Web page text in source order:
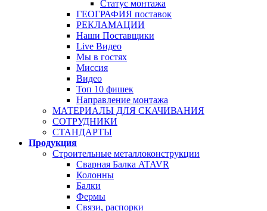
Статус монтажа
ГЕОГРАФИЯ поставок
РЕКЛАМАЦИИ
Наши Поставщики
Live Видео
Мы в гостях
Миссия
Видео
Топ 10 фишек
Направление монтажа
МАТЕРИАЛЫ ДЛЯ СКАЧИВАНИЯ
СОТРУДНИКИ
СТАНДАРТЫ
Продукция
Строительные металлоконструкции
Сварная Балка ATAVR
Колонны
Балки
Фермы
Связи, распорки